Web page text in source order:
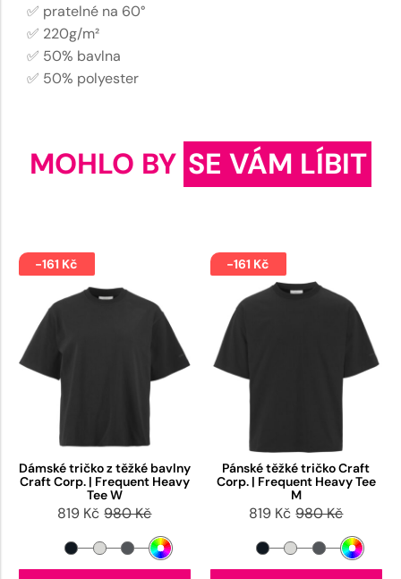
✅ pratelné na 60°
✅ 220g/m²
✅ 50% bavlna
✅ 50% polyester
MOHLO BY SE VÁM LÍBIT
-161 Kč
Dámské tričko z těžké bavlny
Craft Corp. | Frequent Heavy
Tee W
819 Kč 980 Kč
-161 Kč
Pánské těžké tričko Craft
Corp. | Frequent Heavy Tee
M
819 Kč 980 Kč